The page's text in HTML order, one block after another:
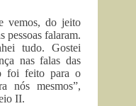
vemos, do jeito
pessoas falaram.
tudo. Gostei
nas falas das
foi feito para o
nós mesmos”,
II.